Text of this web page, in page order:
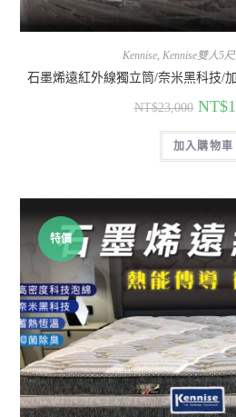
Kennise, Kennise雙人5尺,
石墨烯遠紅外線獨立筒/奈米黑科技/
NT$23,000 NT$
加入購物車
特價